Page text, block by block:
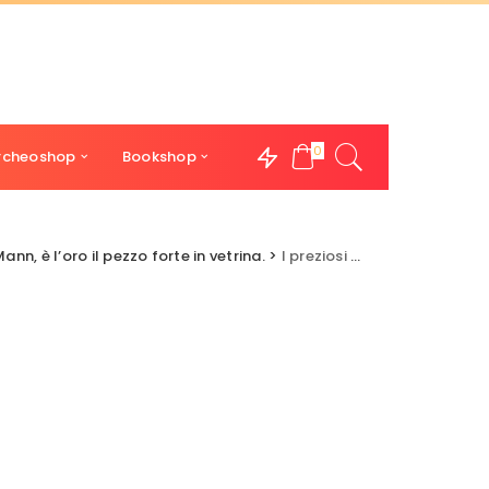
Bookshop 0
è l’oro il pezzo forte in vetrina.> I preziosi esposti